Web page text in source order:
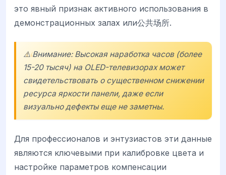
это явный признак активного использования в
демонстрационных залах или公共场所.
⚠️ Внимание: Высокая наработка часов (более
15-20 тысяч) на OLED-телевизорах может
свидетельствовать о существенном снижении
ресурса яркости панели, даже если
визуально дефекты еще не заметны.
Для профессионалов и энтузиастов эти данные
являются ключевыми при калибровке цвета и
настройке параметров компенсации